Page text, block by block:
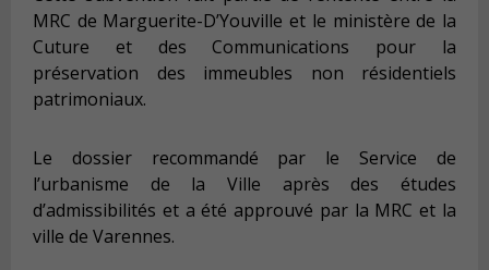
MRC de Marguerite-D’Youville et le ministère de la
Cuture et des Communications pour la
préservation des immeubles non résidentiels
patrimoniaux.
Le dossier recommandé par le Service de
l’urbanisme de la Ville après des études
d’admissibilités et a été approuvé par la MRC et la
ville de Varennes.